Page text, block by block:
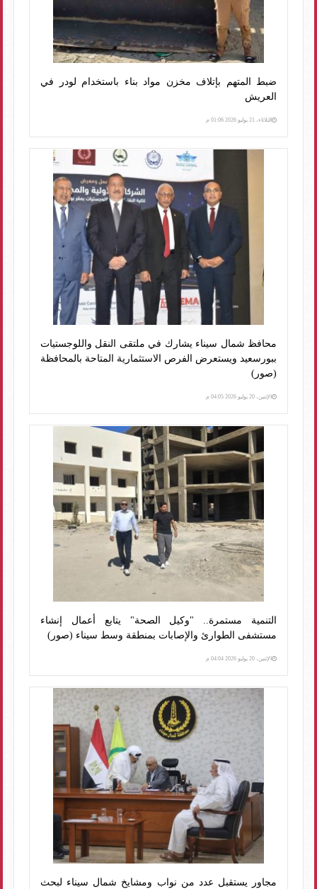
ضبط المتهم بإتلاف مخزن مواد بناء باستخدام لودر في
العريش
الثلاثاء، 21 يوليو 2026 01:06 م
محافظ شمال سيناء يشارك في ملتقى النقل واللوجستيات
ببورسعيد ويستعرض الفرص الاستثمارية المتاحة بالمحافظة
(صور)
الإثنين، 20 يوليو 2026 04:05 م
التنمية مستمرة.. "وكيل الصحة" يتابع أعمال إنشاء
مستشفى الطوارئ والإصابات بمنطقة وسط سيناء (صور)
الإثنين، 20 يوليو 2026 04:04 م
مجاور يستقبل عدد من نواب ومشايخ شمال سيناء لبحث